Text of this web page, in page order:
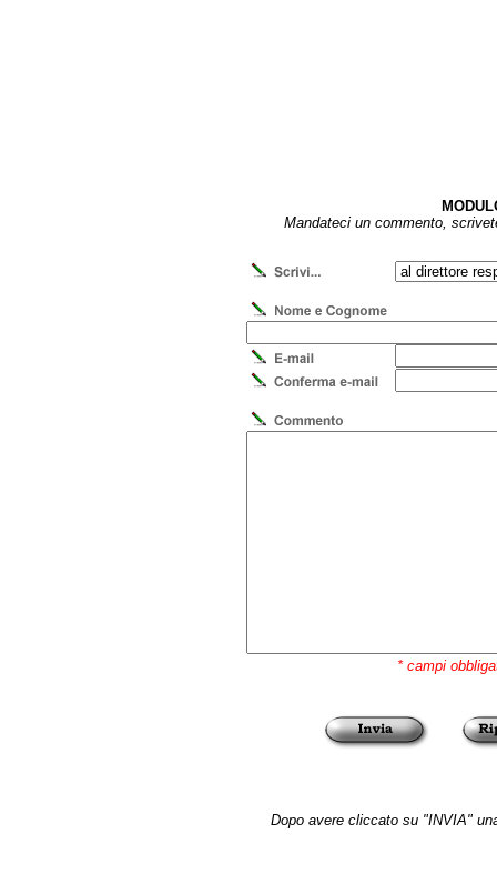
Mandateci un commento,
* campi
Dopo avere cliccato su "INVIA"